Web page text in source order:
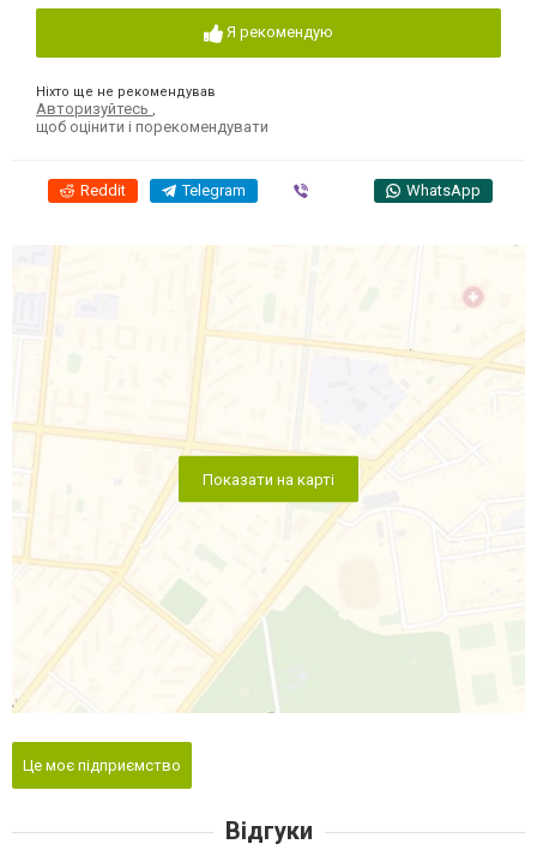
Я рекомендую
Ніхто ще не рекомендував
Авторизуйтесь
щоб оцінити і порекомендувати
Reddit Telegram WhatsApp
Показати на карті
Це моє підприємство
Відгуки